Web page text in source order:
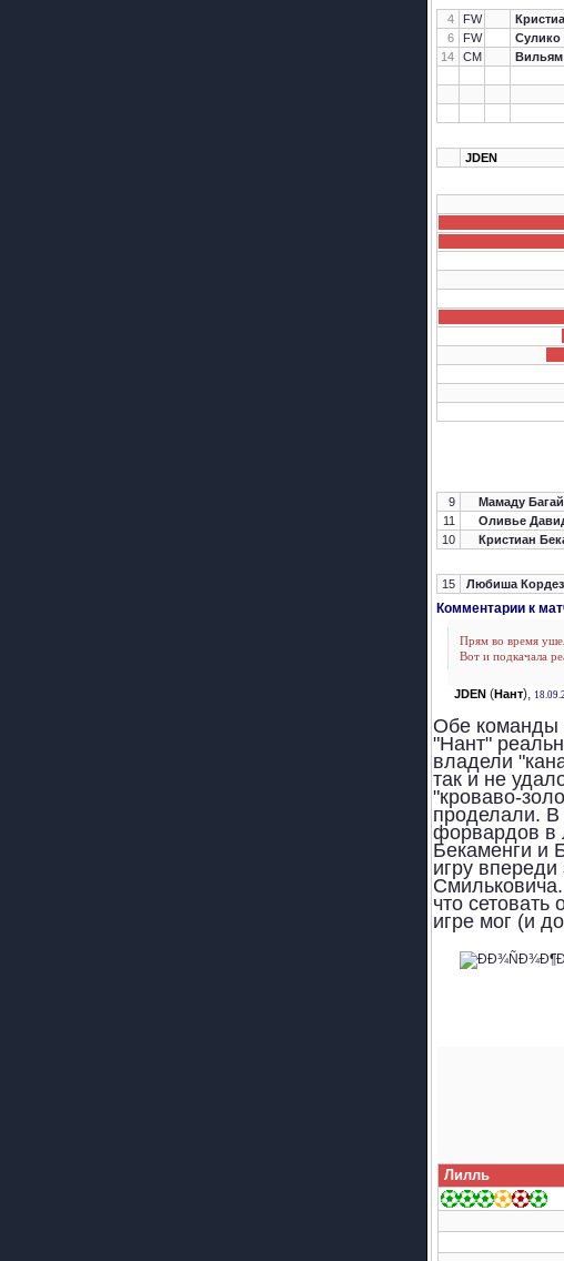
4 FW
6
FW Сулико
14
CM Вильям
JDEN
9 Мамаду
11
Оливье
10
Кристиан
15 Любиша Кордез
Комментарии к
Прям во время
Вот и подкачала
JDEN (Нант),
Обе команды
"Нант"
владели
так и не
"кроваво-
проделали. В
форвардов в
Бекаменги и
игру
что
игре мог (и
Лилль